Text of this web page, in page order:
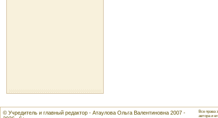
© Учредитель и главный редактор - Атаулова Ольга Валентиновна 2007 -
Все права
автора и